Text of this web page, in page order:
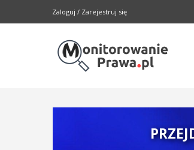
Zaloguj / Zarejestruj się